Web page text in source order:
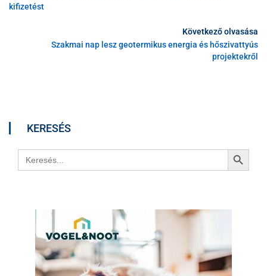
kifizetést
Következő olvasása
Szakmai nap lesz geotermikus energia és hőszivattyús
projektekről
KERESÉS
Search
for:
Search Button